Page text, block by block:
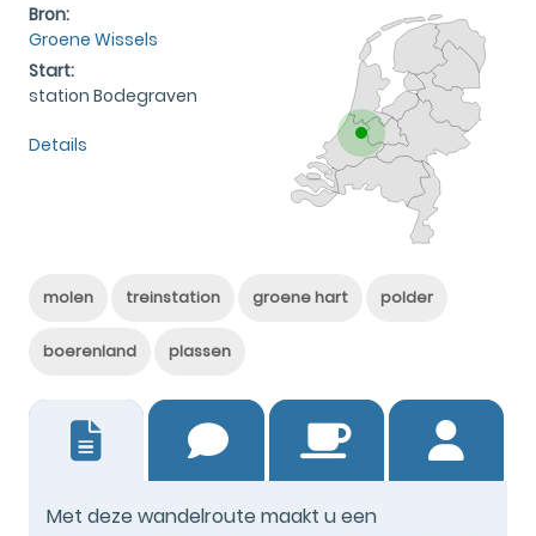
Bron:
Groene Wissels
Start:
station Bodegraven
Details
molen treinstation groene hart polder
boerenland plassen
Met deze wandelroute maakt u een